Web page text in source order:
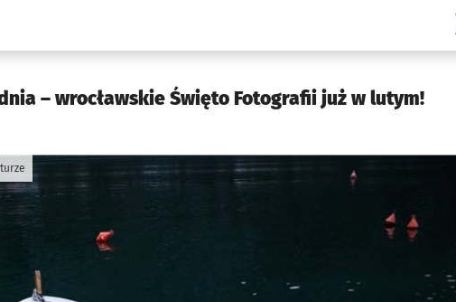
mieszkańca
– wrocławskie Święto Fotografii już w lutym!